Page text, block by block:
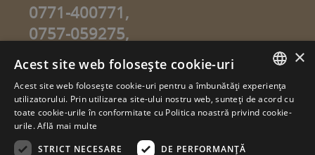
0771-400771,
0757-059275,
0757-059274
info@sweetgarden.ro
© copyright 2026. sweetgarden.ro
Toate drepturile rezervate. Reproducerea integrală sau parţială a
textelor sau a ilustraţiilor din orice pagină a site-ului
ROMANIAN
HUNGARIAN
×
Acest site web folosește cookie-uri
Acest site web folosește cookie-uri pentru a îmbunătăți experiența
utilizatorului. Prin utilizarea site-ului nostru web, sunteți de acord cu
toate cookie-urile în conformitate cu Politica noastră privind cookie-
urile.Află mai multe
STRICT NECESARE
DE PERFORMANȚĂ